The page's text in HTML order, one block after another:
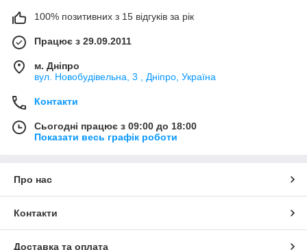
100% позитивних з 15 відгуків за рік
Працює з 29.09.2011
м. Дніпро
вул. Новобудівельна, 3 , Дніпро, Україна
Контакти
Сьогодні працює з 09:00 до 18:00
Показати весь графік роботи
Про нас
Контакти
Доставка та оплата